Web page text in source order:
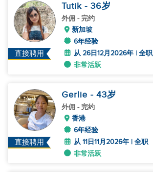
直接聘用
Tutik - 36岁
外佣 - 完约
新加坡
6年经验
从 26日12月2026年 | 全职
非常活跃
直接聘用
Gerlie - 43岁
外佣 - 完约
香港
6年经验
从 11日11月2026年 | 全职
非常活跃